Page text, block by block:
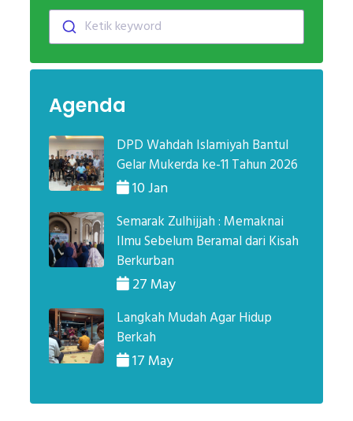
Ketik keyword
Agenda
DPD Wahdah Islamiyah Bantul
Gelar Mukerda ke-11 Tahun 2026
10 Jan
Semarak Zulhijjah : Memaknai
Ilmu Sebelum Beramal dari Kisah
Berkurban
27 May
Langkah Mudah Agar Hidup
Berkah
17 May